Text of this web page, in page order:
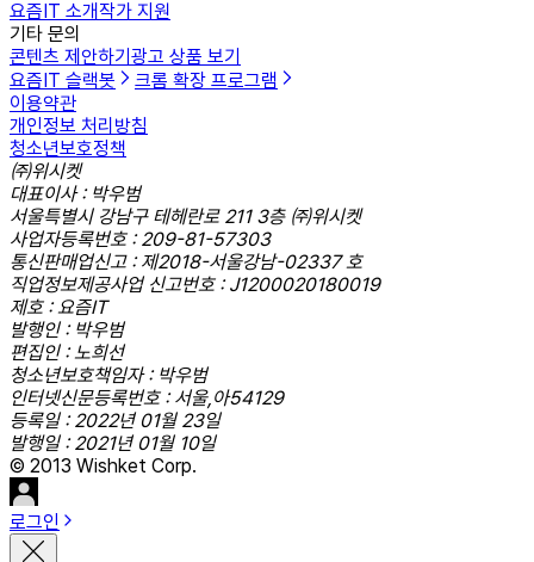
요즘IT 소개작가 지원
기타 문의
콘텐츠 제안하기 광고 상품 보기
요즘IT 슬랙봇
크롬 확장 프로그램
이용약관
개인정보 처리방침
청소년보호정책
㈜위시켓
대표이사 : 박우범
서울특별시 강남구 테헤란로 211 3층 ㈜위시켓
사업자등록번호 : 209-81-57303
통신판매업신고 : 제2018-서울강남-02337 호
직업정보제공사업 신고번호 : J1200020180019
제호 : 요즘IT
발행인 : 박우범
편집인 : 노희선
청소년보호책임자 : 박우범
인터넷신문등록번호 : 서울,아54129
등록일 : 2022년 01월 23일
발행일 : 2021년 01월 10일
© 2013 Wishket Corp.
로그인